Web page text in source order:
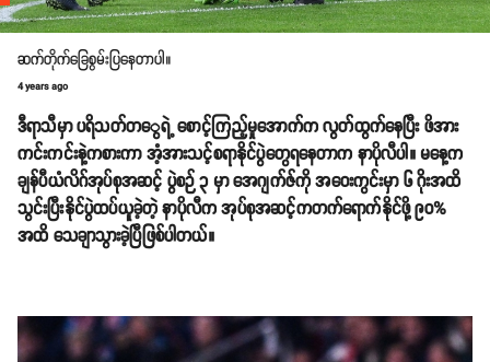
ဆက်တိုက်ခြေစွမ်းပြနေတာပါ။
4 years ago
ဒီရာသီမှာ ပရိသတ်တ​ွေရဲ့ စောင့်ကြည့်မှုအောက်က လွတ်ထွက်နေပြီး ဖိအား
ကင်းကင်းနဲ့ကစားကာ အံ့အားသင့်စရာနိုင်ပွဲတွေရနေတာက နာပိုလီပါ။ မနေ့က
ချန်ပီယံလိဂ်အုပ်စုအဆင့် ပွဲစဉ် ၃ မှာ အေဂျက်ဇ်ကို အဝေးကွင်းမှာ ၆ ဂိုးအထိ
သွင်းပြီးနိုင်ပွဲထပ်ယူခဲ့တဲ့ နာပိုလီက အုပ်စုအဆင့်ကတက်ရောက်နိုင်ဖို့ ၉၀%
အထိ သေချာသွားခဲ့ပြီဖြစ်ပါတယ်။